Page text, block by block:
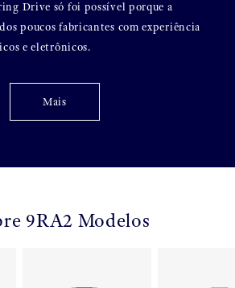
Drive só foi possível porque a
poucos fabricantes com experiência
e eletrônicos.
Mais
9RA2 Modelos